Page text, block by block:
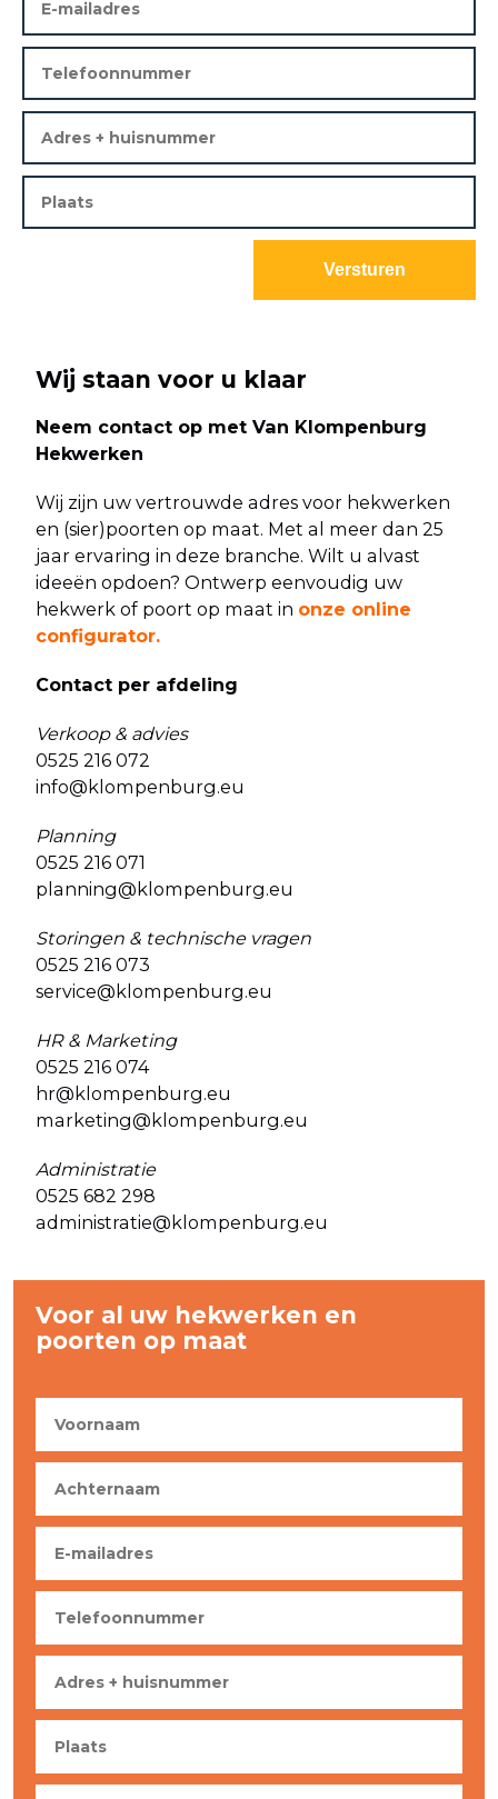
Wij staan voor u klaar
Neem contact op met Van Klompenburg
Hekwerken
Wij zijn uw vertrouwde adres voor hekwerken
en (sier)poorten op maat. Met al meer dan 25
jaar ervaring in deze branche. Wilt u alvast
ideeën opdoen? Ontwerp eenvoudig uw
hekwerk of poort op maat in onze online
configurator.
Contact per afdeling
Verkoop & advies
0525 216 072
info@klompenburg.eu
Planning
0525 216 071
planning@klompenburg.eu
Storingen & technische vragen
0525 216 073
service@klompenburg.eu
HR & Marketing
0525 216 074
hr@klompenburg.eu
marketing@klompenburg.eu
Administratie
0525 682 298
administratie@klompenburg.eu
Voor al uw hekwerken en
poorten op maat